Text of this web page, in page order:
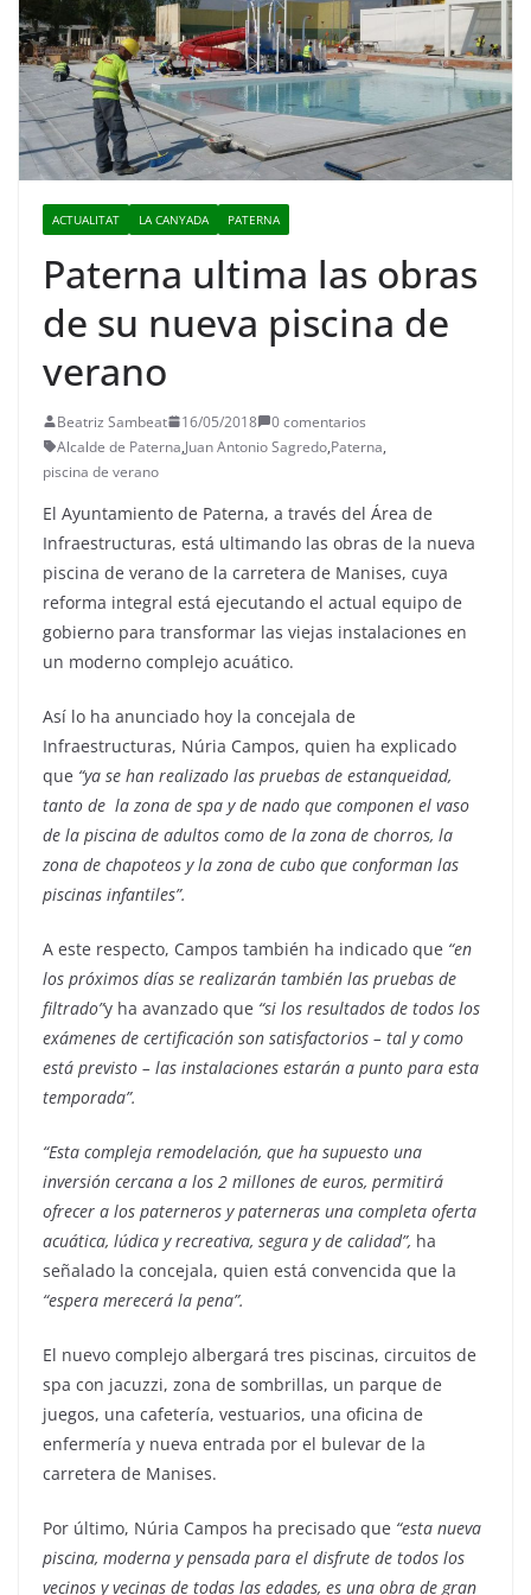
ACTUALITAT LA CANYADA PATERNA
Paterna ultima las obras
de su nueva piscina de
verano
Beatriz Sambeat 16/05/2018
0 comentarios
Alcalde de Paterna,Juan Antonio Sagredo,Paterna,
piscina de verano
El Ayuntamiento de Paterna, a través del Área de
Infraestructuras, está ultimando las obras de la nueva
piscina de verano de la carretera de Manises, cuya
reforma integral está ejecutando el actual equipo de
gobierno para transformar las viejas instalaciones en
un moderno complejo acuático.
Así lo ha anunciado hoy la concejala de
Infraestructuras, Núria Campos, quien ha explicado
que “ya se han realizado las pruebas de estanqueidad,
tanto de la zona de spa y de nado que componen el vaso
de la piscina de adultos como de la zona de chorros, la
zona de chapoteos y la zona de cubo que conforman las
piscinas infantiles”.
A este respecto, Campos también ha indicado que “en
los próximos días se realizarán también las pruebas de
filtrado”y ha avanzado que “si los resultados de todos los
exámenes de certificación son satisfactorios – tal y como
está previsto – las instalaciones estarán a punto para esta
temporada”.
“Esta compleja remodelación, que ha supuesto una
inversión cercana a los 2 millones de euros, permitirá
ofrecer a los paterneros y paterneras una completa oferta
acuática, lúdica y recreativa, segura y de calidad”, ha
señalado la concejala, quien está convencida que la
“espera merecerá la pena”.
El nuevo complejo albergará tres piscinas, circuitos de
spa con jacuzzi, zona de sombrillas, un parque de
juegos, una cafetería, vestuarios, una oficina de
enfermería y nueva entrada por el bulevar de la
carretera de Manises.
Por último, Núria Campos ha precisado que “esta nueva
piscina, moderna y pensada para el disfrute de todos los
vecinos y vecinas de todas las edades, es una obra de gran